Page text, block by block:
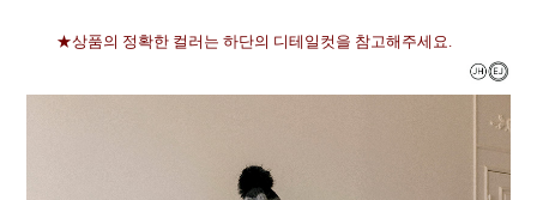
★상품의 정확한 컬러는 하단의 디테일컷을 참고해주세요.